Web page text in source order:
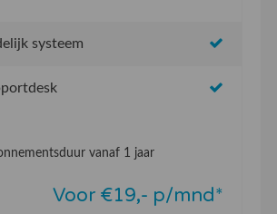
systeem
vanaf 1 jaar
Voor €19,- p/mnd*